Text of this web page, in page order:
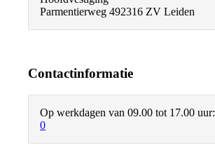
Parmentierweg 492316 ZV Leiden
Contactinformatie
Op werkdagen van 09.00 tot 17.00 uur:
0